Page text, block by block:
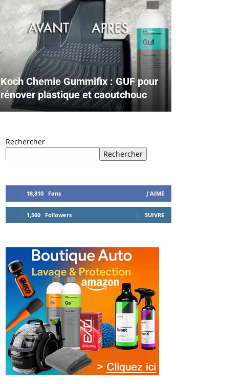
Koch Chemie Gummifix : GUF pour
rénover plastique et caoutchouc
Rechercher
Rechercher
18,810 Fans J'AIME
1,560 Followers SUIVRE